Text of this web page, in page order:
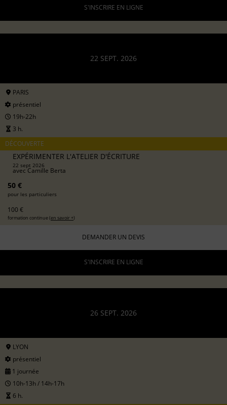
S'INSCRIRE EN LIGNE
22 SEPT. 2026
PARIS
présentiel
19h-22h
3 h.
DÉCOUVERTE
EXPÉRIMENTER L'ATELIER D'ÉCRITURE
22 sept 2026
avecCamille Berta
50 €
pour les particuliers
100 €
formation continue (en savoir +)
DEMANDER UN DEVIS
S'INSCRIRE EN LIGNE
26 SEPT. 2026
LYON
présentiel
1 journée
10h-13h / 14h-17h
6 h.